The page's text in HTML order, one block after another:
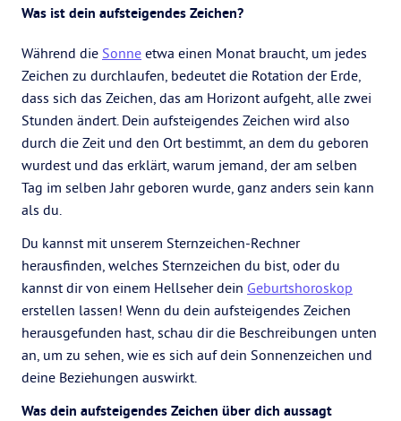
Was ist dein aufsteigendes Zeichen?
Während die Sonne etwa einen Monat braucht, um jedes
Zeichen zu durchlaufen, bedeutet die Rotation der Erde,
dass sich das Zeichen, das am Horizont aufgeht, alle zwei
Stunden ändert. Dein aufsteigendes Zeichen wird also
durch die Zeit und den Ort bestimmt, an dem du geboren
wurdest und das erklärt, warum jemand, der am selben
Tag im selben Jahr geboren wurde, ganz anders sein kann
als du.
Du kannst mit unserem Sternzeichen-Rechner
herausfinden, welches Sternzeichen du bist, oder du
kannst dir von einem Hellseher dein Geburtshoroskop
erstellen lassen! Wenn du dein aufsteigendes Zeichen
herausgefunden hast, schau dir die Beschreibungen unten
an, um zu sehen, wie es sich auf dein Sonnenzeichen und
deine Beziehungen auswirkt.
Was dein aufsteigendes Zeichen über dich aussagt